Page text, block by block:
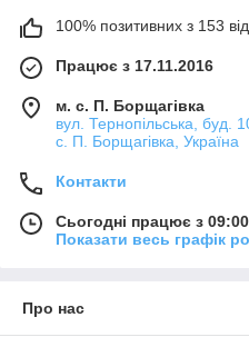
100% позитивних з 153
Працює з 17.11.2016
м. с. П. Борщагівка
вул. Тернопільська, буд.
с. П. Борщагівка, Україна
Контакти
Сьогодні працює з
Показати весь графік
Про нас